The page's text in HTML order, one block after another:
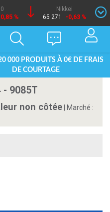
%
Nikkei
65 271
-0,63 %
000 PRODUITS À 0€ DE FRAIS
DE COURTAGE
- 9085T
non côtée Marché :